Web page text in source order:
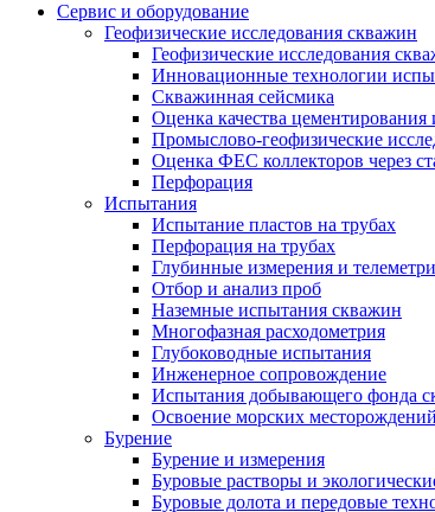
Сервис и оборудование
Геофизические исследования скважин
Геофизические исследования
Инновационные технологии
Скважинная сейсмика
Оценка качества
Промыслово-геофизические
Оценка ФЕС коллекторов через
Перфорация
Испытания
Испытание пластов на трубах
Перфорация на трубах
Глубинные измерения и
Отбор и анализ проб
Наземные испытания скважин
Многофазная расходометрия
Глубоководные испытания
Инженерное сопровождение
Испытания добывающего фонда
Освоение морских месторождений
Бурение
Бурение и измерения
Буровые растворы и
Буровые долота и передовые